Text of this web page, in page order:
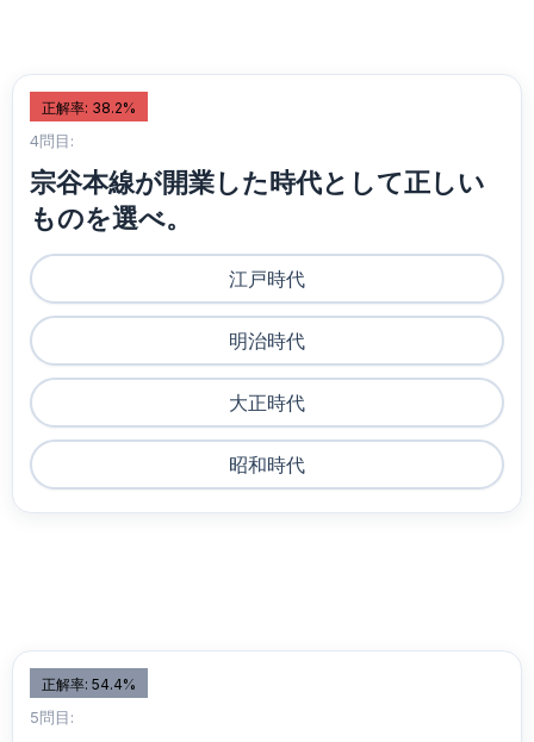
正解率: 38.2%
4問目:
宗谷本線が開業した時代として正しい
ものを選べ。
江戸時代
明治時代
大正時代
昭和時代
正解率: 54.4%
5問目: